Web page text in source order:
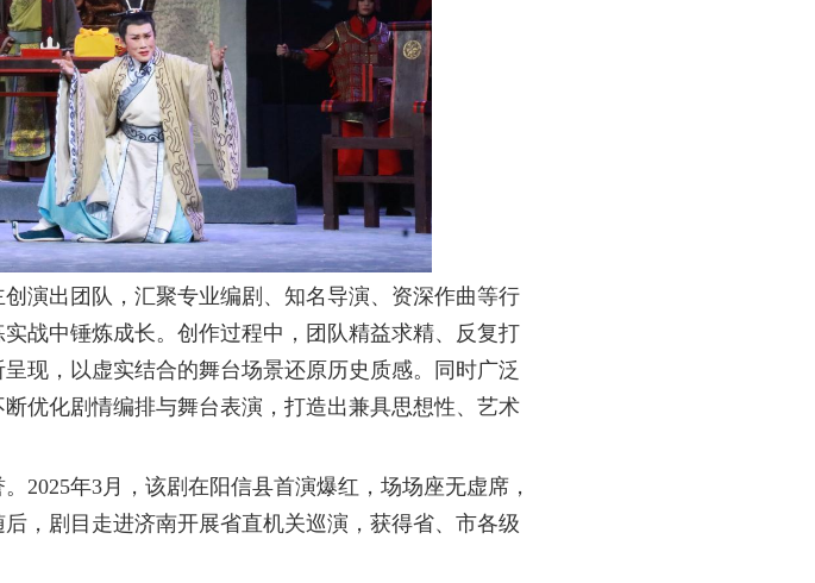
演出团队，汇聚专业编剧、知名导演、资深作曲等行
战中锤炼成长。创作过程中，团队精益求精、反复打
现，以虚实结合的舞台场景还原历史质感。同时广泛
优化剧情编排与舞台表演，打造出兼具思想性、艺术
2025年3月，该剧在阳信县首演爆红，场场座无虚席，
，剧目走进济南开展省直机关巡演，获得省、市各级